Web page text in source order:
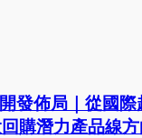
發佈局｜從國際
購潛力產品線方